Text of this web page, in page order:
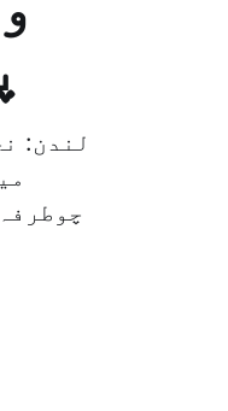
لندن: